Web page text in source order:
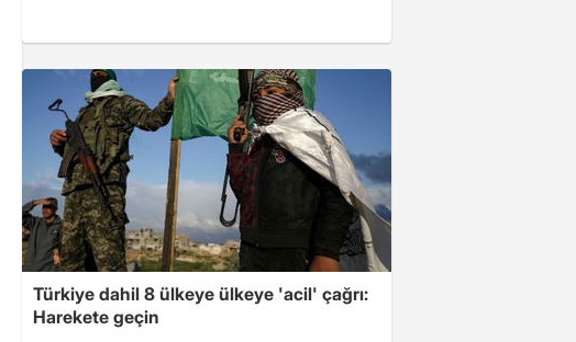
Türkiye dahil 8 ülkeye ülkeye 'acil' çağrı:
Harekete geçin